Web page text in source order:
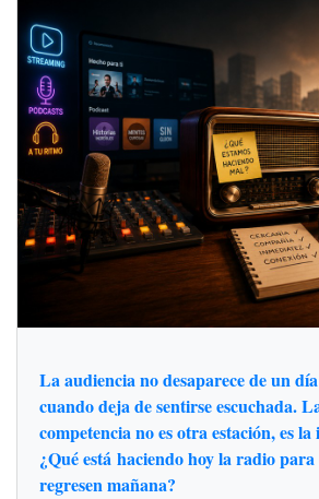
La audiencia no desaparece de un
cuando deja de sentirse escuchada.
competencia no es otra estación, es
¿Qué está haciendo hoy la radio para
regresen mañana?